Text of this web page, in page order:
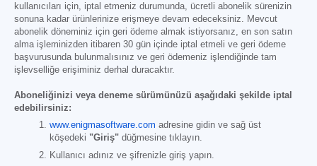
kullanıcıları için, iptal etmeniz durumunda, ücretli abonelik sürenizin
sonuna kadar ürünlerinize erişmeye devam edeceksiniz. Mevcut
abonelik döneminiz için geri ödeme almak istiyorsanız, en son satın
alma işleminizden itibaren 30 gün içinde iptal etmeli ve geri ödeme
başvurusunda bulunmalısınız ve geri ödemeniz işlendiğinde tam
işlevselliğe erişiminiz derhal duracaktır.
Aboneliğinizi veya deneme sürümünüzü aşağıdaki şekilde iptal
edebilirsiniz:
www.enigmasoftware.com adresine gidin ve sağ üst
köşedeki "Giriş" düğmesine tıklayın.
Kullanıcı adınız ve şifrenizle giriş yapın.